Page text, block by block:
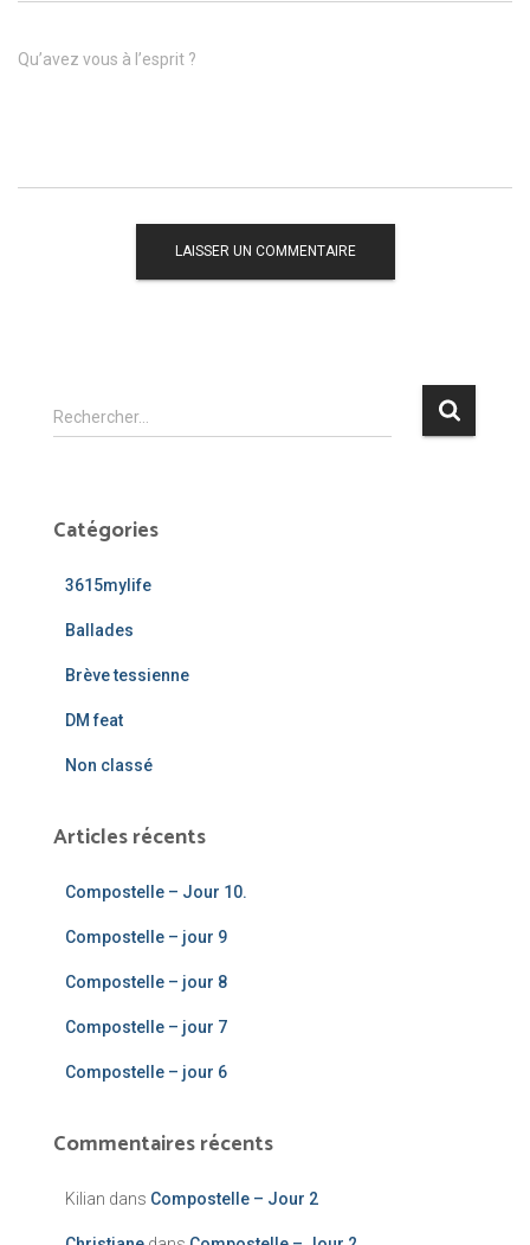
Qu’avez vous à l’esprit ?
R
e
r
Rechercher…
Catégories
3615mylife
Ballades
Brève tessienne
DM feat
Non classé
Articles récents
Compostelle – Jour 10.
Compostelle – jour 9
Compostelle – jour 8
Compostelle – jour 7
Compostelle – jour 6
Commentaires récents
Kilian dans Compostelle – Jour 2